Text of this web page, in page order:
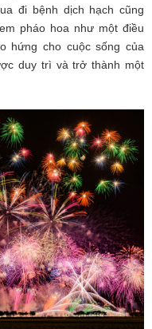
đi bệnh dịch hạch cũng
pháo hoa như một điều
hứng cho cuộc sống của
duy trì và trở thành một